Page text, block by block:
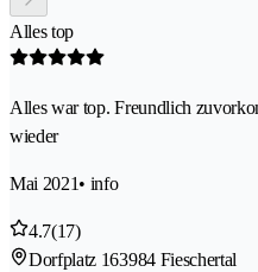
Alles top
Alles war top. Freundlich
wieder
Mai 2021• info
4.7(17)
Dorfplatz 163984 Fieschertal